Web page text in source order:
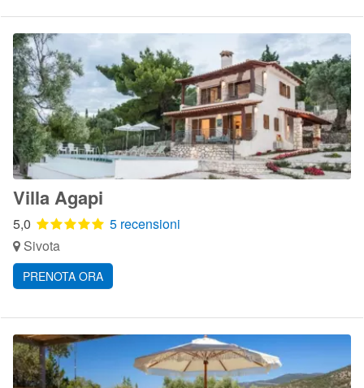
Villa Agapi
5,0
5 recensioni
Sivota
PRENOTA ORA